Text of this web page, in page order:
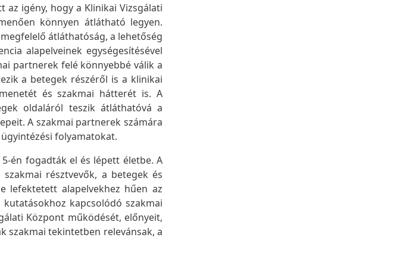
igény, hogy a Klinikai Vizsgálati
könnyen átlátható legyen.
átláthatóság, a lehetőség
alapelveinek egységesítésével
partnerek felé könnyebbé válik a
a betegek részéről is a klinikai
és szakmai hátterét is. A
oldaláról teszik átláthatóvá a
A szakmai partnerek számára
folyamatokat.
én fogadták el és lépett életbe. A
résztvevők, a betegek és
lefektetett alapelvekhez hűen az
kapcsolódó szakmai
Központ működését, előnyeit,
szakmai tekintetben relevánsak, a